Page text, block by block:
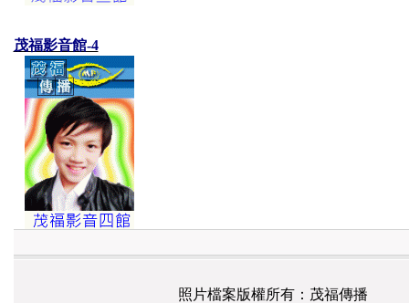
茂福影音館-4
照片檔案版權所有：茂福傳播